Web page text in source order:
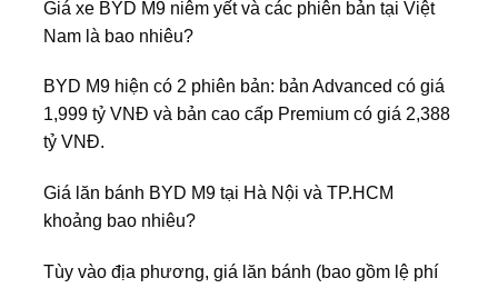
Giá xe BYD M9 niêm yết và các phiên bản tại Việt
Nam là bao nhiêu?
BYD M9 hiện có 2 phiên bản: bản Advanced có giá
1,999 tỷ VNĐ và bản cao cấp Premium có giá 2,388
tỷ VNĐ.
Giá lăn bánh BYD M9 tại Hà Nội và TP.HCM
khoảng bao nhiêu?
Tùy vào địa phương, giá lăn bánh (bao gồm lệ phí